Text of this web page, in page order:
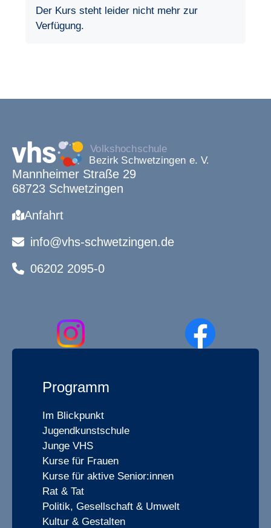
Der Kurs steht leider nicht mehr zur
Verfügung.
Mannheimer Straße 29
68723 Schwetzingen
Anfahrt
info@vhs-schwetzingen.de
06202 2095-0
Programm
Im Blickpunkt
Jugendkunstschule
Junge VHS
Kurse für Frauen
Kurse für aktive Senior:innen
Rat & Tat
Politik, Gesellschaft & Umwelt
Kultur & Gestalten